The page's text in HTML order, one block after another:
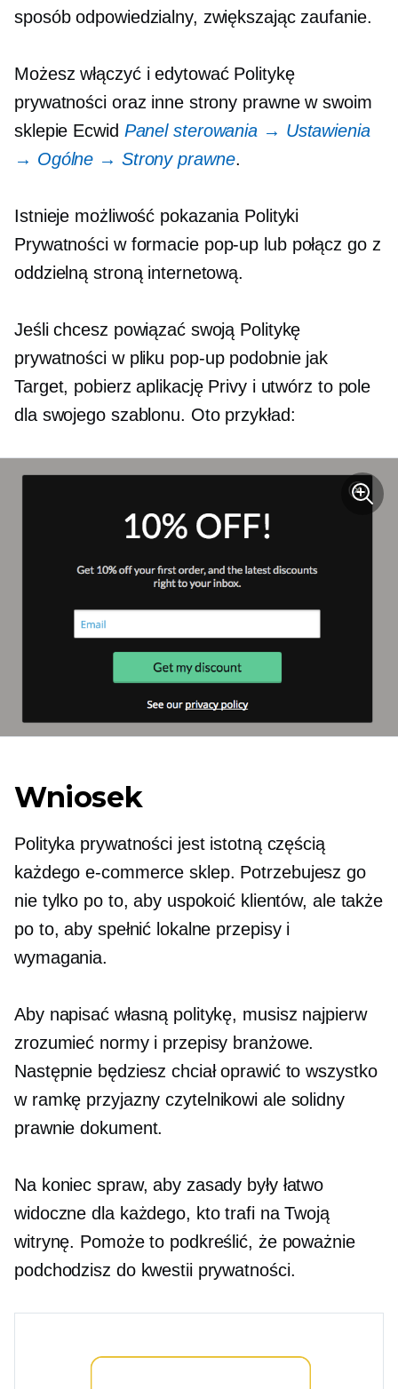
sposób odpowiedzialny, zwiększając zaufanie.
Możesz włączyć i edytować Politykę
prywatności oraz inne strony prawne w swoim
sklepie Ecwid Panel sterowania → Ustawienia
→ Ogólne → Strony prawne.
Istnieje możliwość pokazania Polityki
Prywatności w formacie pop-up lub połącz go z
oddzielną stroną internetową.
Jeśli chcesz powiązać swoją Politykę
prywatności w pliku pop-uppodobnie jak
Target, pobierz aplikację Privy i utwórz to pole
dla swojego szablonu. Oto przykład:
Wniosek
Polityka prywatności jest istotną częścią
każdegoe-commerce sklep. Potrzebujesz go
nie tylko po to, aby uspokoić klientów, ale także
po to, aby spełnić lokalne przepisy i
wymagania.
Aby napisać własną politykę, musisz najpierw
zrozumieć normy i przepisy branżowe.
Następnie będziesz chciał oprawić to wszystko
w ramkę przyjazny czytelnikowi ale solidny
prawnie dokument.
Na koniec spraw, aby zasady były łatwo
widoczne dla każdego, kto trafi na Twoją
witrynę. Pomoże to podkreślić, że poważnie
podchodzisz do kwestii prywatności.